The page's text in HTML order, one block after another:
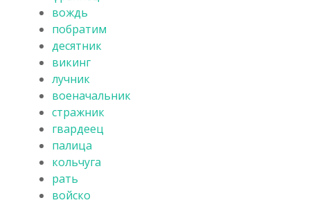
вождь
побратим
десятник
викинг
лучник
военачальник
стражник
гвардеец
палица
кольчуга
рать
войско